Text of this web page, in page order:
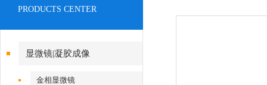
PRODUCTS CENTER
显微镜|凝胶成像
金相显微镜